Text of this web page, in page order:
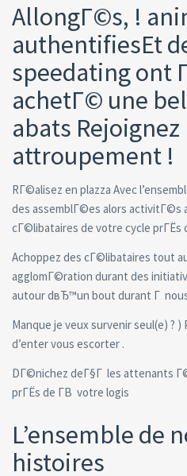
AllongГ©s, !
authentifiesEt
speedating ont
achetГ© une
abats Rejoignez
attroupement !
RГ©alisez en plazza Avec
des assemblГ©es alors
cГ©libataires de votre cycle prГЁs
Achoppez des cГ©libataires tout
agglomГ©ration durant des
autour dвЂ™un bout durant Г
Manque je veux survenir seul(e) ?
d’enter vous escorter .
DГ©nichez deГ§Г les attenants
prГЁs de Г­В votre logis
L’ensemble de
histoires